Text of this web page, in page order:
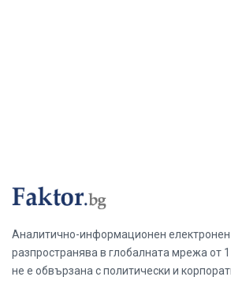
Аналитично-информационен електронен
разпространява в глобалната мрежа от
не е обвързана с политически и